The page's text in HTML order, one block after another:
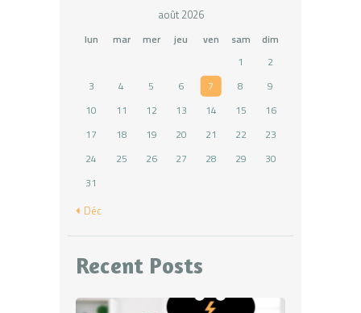
août 2026
lun mar mer jeu ven sam
dim
1
2
3
4 5 6 7 8
9
10
11 12 13 14 15
16
17
18 19 20 21 22
23
24
25 26 27 28 29
30
31
« Déc
Recent Posts